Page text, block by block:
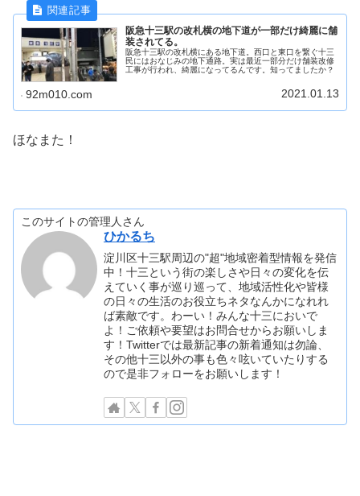
阪急十三駅の改札横の地下道が一部だけ綺麗に舗
装されてる。
阪急十三駅の改札横にある地下道。西口と東口を繋ぐ十三
民にはおなじみの地下通路。実は最近一部分だけ舗装改修
工事が行われ、綺麗になってるんです。知ってましたか？
92m010.com 2021.01.13
ほなまた！
このサイトの管理人さん
ひかるち
淀川区十三駅周辺の"超"地域密着型情報を発信
中！十三という街の楽しさや日々の変化を伝
えていく事が巡り巡って、地域活性化や皆様
の日々の生活のお役立ちネタなんかになれれ
ば素敵です。わーい！みんな十三においで
よ！ご依頼や要望はお問合せからお願いしま
す！Twitterでは最新記事の新着通知は勿論、
その他十三以外の事も色々呟いていたりする
ので是非フォローをお願いします！